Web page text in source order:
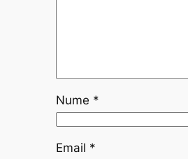
Nume *
Email *